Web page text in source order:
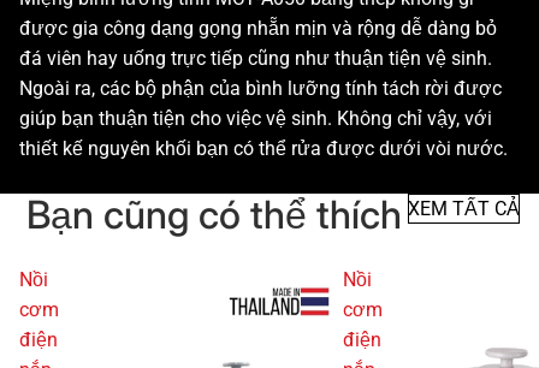
được gia công dạng gọng nhẵn mịn và rộng dễ dàng bỏ
đá viên hay uống trực tiếp cũng như thuận tiện vệ sinh.
Ngoài ra, các bộ phận của bình lưỡng tính tách rời được
giúp bạn thuận tiện cho việc vệ sinh. Không chỉ vậy, với
thiết kế nguyên khối bạn có thể rửa được dưới vòi nước.
Bạn cũng có thể thích XEM TẤT CẢ
Nồi
cơm
điện
Nồi
cơm
điện